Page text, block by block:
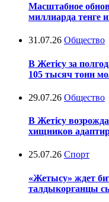
Масштабное
миллиарда тенге
31.07.26 Общество
В Жетісу за
105 тысяч тонн
29.07.26 Общество
В Жетісу
хищников
25.07.26 Спорт
«Жетысу» ждет
талдыкорганцы